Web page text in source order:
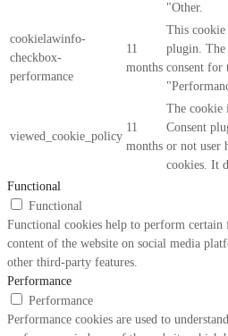
"Other.
cookielawinfo-
checkbox-
performance
11
months
This cookie
plugin. The
consent for
viewed_cookie_policy
11
months
The cookie
Consent
or not user
cookies. It
Functional
Functional
Functional cookies help to perform
content of the website on social media
other third-party features.
Performance
Performance
Performance cookies are used to